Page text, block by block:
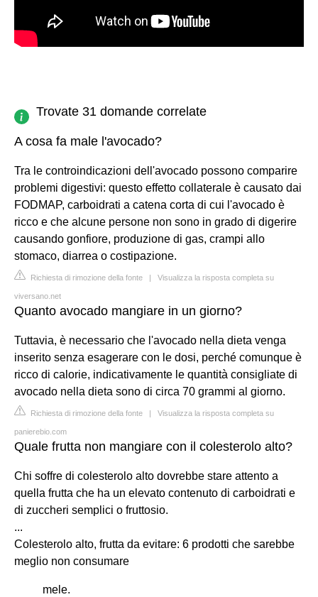
Trovate 31 domande correlate
A cosa fa male l'avocado?
Tra le controindicazioni dell'avocado possono comparire
problemi digestivi: questo effetto collaterale è causato dai
FODMAP, carboidrati a catena corta di cui l'avocado è
ricco e che alcune persone non sono in grado di digerire
causando gonfiore, produzione di gas, crampi allo
stomaco, diarrea o costipazione.
Richiesta di rimozione della fonte | Visualizza la risposta completa su
viversano.net
Quanto avocado mangiare in un giorno?
Tuttavia, è necessario che l'avocado nella dieta venga
inserito senza esagerare con le dosi, perché comunque è
ricco di calorie, indicativamente le quantità consigliate di
avocado nella dieta sono di circa 70 grammi al giorno.
Richiesta di rimozione della fonte | Visualizza la risposta completa su
panierebio.com
Quale frutta non mangiare con il colesterolo alto?
Chi soffre di colesterolo alto dovrebbe stare attento a
quella frutta che ha un elevato contenuto di carboidrati e
di zuccheri semplici o fruttosio.
...
Colesterolo alto, frutta da evitare: 6 prodotti che sarebbe
meglio non consumare
mele.